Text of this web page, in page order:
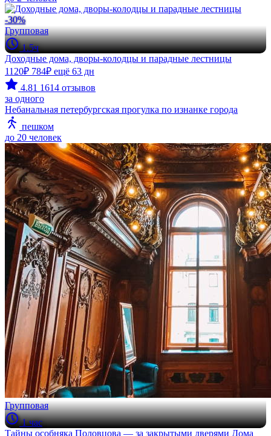
-30%
Групповая
1.5ч
Доходные дома, дворы-колодцы и парадные лестницы
1120₽ 784₽ ещё 63 дн
4.81 1614 отзывов
за одного
Небанальная петербургская прогулка по изнанке города
пешком
до 20 человек
Групповая
1 час
Тайны особняка Половцова — за закрытыми дверями Дома